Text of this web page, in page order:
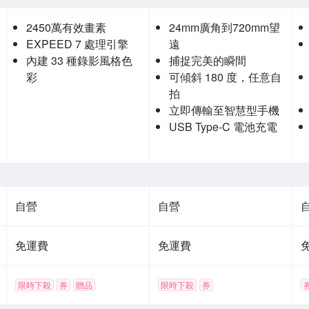
2450萬有效畫素
EXPEED 7 處理引擎
內建 33 種錄影風格色
彩
24mm廣角到720mm望
遠
捕捉完美的瞬間
可傾斜 180 度，任意自
拍
立即傳輸至智慧型手機
USB Type-C 電池充電
自營 自營
免運費 免運費
限時下殺 券 贈品 限時下殺 券